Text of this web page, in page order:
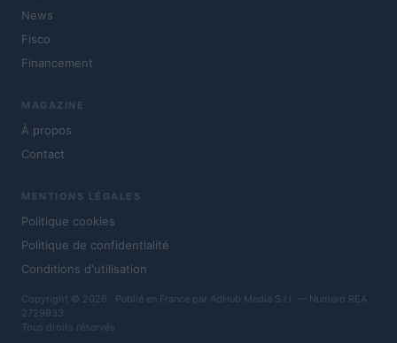
News
Fisco
Financement
MAGAZINE
À propos
Contact
MENTIONS LÉGALES
Politique cookies
Politique de confidentialité
Conditions d'utilisation
Copyright © 2026 · Publié en France par AdHub Media S.r.l. — Numero REA
2729933
Tous droits réservés